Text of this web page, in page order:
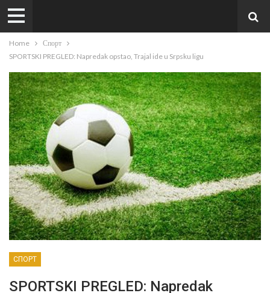
Home
Спорт
SPORTSKI PREGLED: Napredak opstao, Trajal ide u Srpsku ligu
СПОРТ
SPORTSKI PREGLED: Napredak